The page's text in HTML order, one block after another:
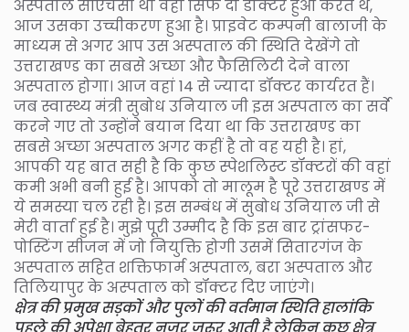
अस्पताल सीएचसी था वहां सिर्फ दो डाॅक्टर हुआ करते थे,
आज उसका उच्चीकरण हुआ है। प्राइवेट कम्पनी बालाजी के
माध्यम से अगर आप उस अस्पताल की स्थिति देखेंगे तो
उत्तराखण्ड का सबसे अच्छा और फैसिलिटी देने वाला
अस्पताल होगा। आज वहां 14 से ज्यादा डॉक्टर कार्यरत हैं।
जब स्वास्थ्य मंत्री सुबोध उनियाल जी इस अस्पताल का सर्वे
करने गए तो उन्होंने बयान दिया था कि उत्तराखण्ड का
सबसे अच्छा अस्पताल अगर कहीं है तो वह यही है। हां,
आपकी यह बात सही है कि कुछ स्पेशलिस्ट डॉक्टरों की वहां
कमी अभी बनी हुई है। आपको तो मालूम है पूरे उत्तराखण्ड में
ये समस्या चल रही है। इस सम्बंध में सुबोध उनियाल जी से
मेरी वार्ता हुई है। मुझे पूरी उम्मीद है कि इस बार ट्रांसफर-
पोस्टिंग सीजन में जो नियुक्ति होगी उसमें सितारगंज के
अस्पताल सहित शक्तिफार्म अस्पताल, बरा अस्पताल और
तिलियापुर के अस्पताल को डॉक्टर दिए जाएंगे।
क्षेत्र की प्रमुख सड़कों और पुलों की वर्तमान स्थिति हालांकि